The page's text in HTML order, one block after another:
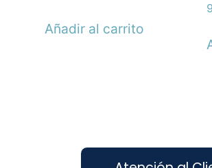
Añadir al carrito